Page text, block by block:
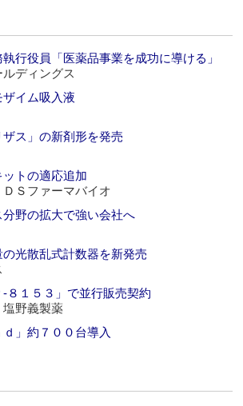
行役員「医薬品事業を成功に導ける」
ディングス
ザイム吸入液
ザス」の新剤形を発売
トの適応追加
Ｓファーマバイオ
野の拡大で強い会社へ
光散乱式計数器を新発売
‐８１５３」で並行販売契約
塩野義製薬
ｄ」約７００台導入